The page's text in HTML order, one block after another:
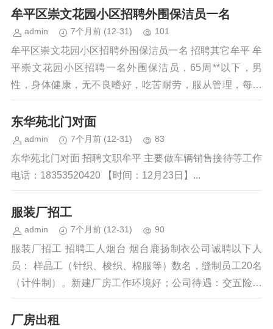
牟平区崇文花园小区招聘外围保洁员一名
admin 7个月前 (12-31) 101
牟平区崇文花园小区招聘外围保洁员一名 招聘其它牟平 牟
平崇文花园小区招聘一名外围保洁员，65周**以下，男
性，身体健康，无不良嗜好，吃苦耐劳，服从管理，每周
一天班，三大节及重阳节有现金福利...
东华苑北门对面
admin 7个月前 (12-31) 83
东华苑北门对面 招聘文职牟平 主要做车辆销售接待等工作
电话：18353520420 【时间：12月23日】...
服装厂招工
admin 7个月前 (12-31) 90
服装厂招工 招聘工人烟台 烟台鹿扬制衣公司诚聘以下人
员： 样品工（针织、梭织、棉服等）数名，缝制员工20名
（计件制）。新建厂房工作环境好；公司待遇：交五险，
午餐免费，干六休一，有交通补贴...
厂房出租